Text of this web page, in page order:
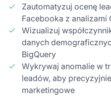
Zautomatyzuj ocenę
Facebooka z analizami
Wizualizuj
danych
BigQuery
Wykrywaj anomalie w
leadów, aby
marketingowe